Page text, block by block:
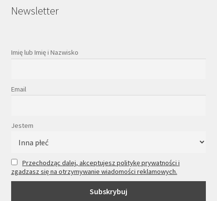
Newsletter
Imię lub Imię i Nazwisko
Email
Jestem
Przechodząc dalej, akceptujesz politykę prywatności i
zgadzasz się na otrzymywanie wiadomości reklamowych.